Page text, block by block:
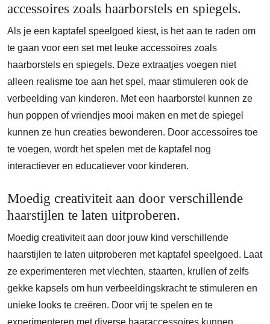
accessoires zoals haarborstels en spiegels.
Als je een kaptafel speelgoed kiest, is het aan te raden om
te gaan voor een set met leuke accessoires zoals
haarborstels en spiegels. Deze extraatjes voegen niet
alleen realisme toe aan het spel, maar stimuleren ook de
verbeelding van kinderen. Met een haarborstel kunnen ze
hun poppen of vriendjes mooi maken en met de spiegel
kunnen ze hun creaties bewonderen. Door accessoires toe
te voegen, wordt het spelen met de kaptafel nog
interactiever en educatiever voor kinderen.
Moedig creativiteit aan door verschillende
haarstijlen te laten uitproberen.
Moedig creativiteit aan door jouw kind verschillende
haarstijlen te laten uitproberen met kaptafel speelgoed. Laat
ze experimenteren met vlechten, staarten, krullen of zelfs
gekke kapsels om hun verbeeldingskracht te stimuleren en
unieke looks te creëren. Door vrij te spelen en te
experimenteren met diverse haaraccessoires kunnen